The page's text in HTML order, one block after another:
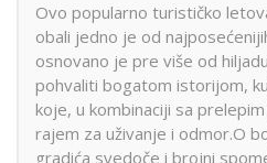
Ovo popularno turističko
obali jedno je od
osnovano je pre više od
pohvaliti bogatom istorijom,
koje, u kombinaciji sa
rajem za uživanje i odmor.O
gradića svedoče i brojni